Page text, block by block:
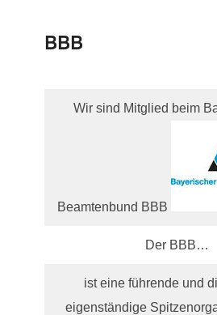
BBB
Wir sind Mitglied beim
Beamtenbund BBB
Der BBB…
ist eine führende und
eigenständige